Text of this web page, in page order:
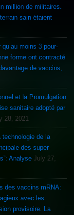
million de militaires.
sain étaient
moins 3 pour-
forme ont contracté
de vaccins,
et la Promulgation
sanitaire adopté par
28, 2021
technologie de la
des super-
Analyse July 27,
des vaccins mRNA:
avec les
provisoire. La